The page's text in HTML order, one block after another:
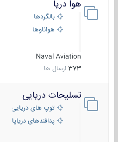
هوا دریا
بالگردها
هواناوها
Naval Aviation
373 ارسال ها
تسلیحات دریایی
توپ های دریایی
پدافندهای دریاپایه